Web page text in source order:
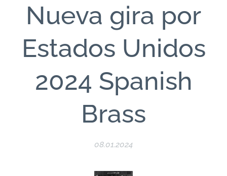
Nueva gira por
Estados Unidos
2024 Spanish
Brass
08.01.2024